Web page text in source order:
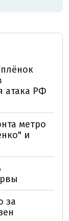
атака РФ
метро
и
за